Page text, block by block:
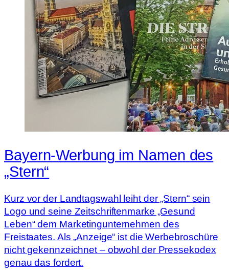
Bayern-Werbung im Namen des
„Stern“
Kurz vor der Landtagswahl leiht der „Stern“ sein
Logo und seine Zeitschriftenmarke „Gesund
Leben“ dem Marketingunternehmen des
Freistaates. Als „Anzeige“ ist die Werbebroschüre
nicht gekennzeichnet – obwohl der Pressekodex
genau das fordert.